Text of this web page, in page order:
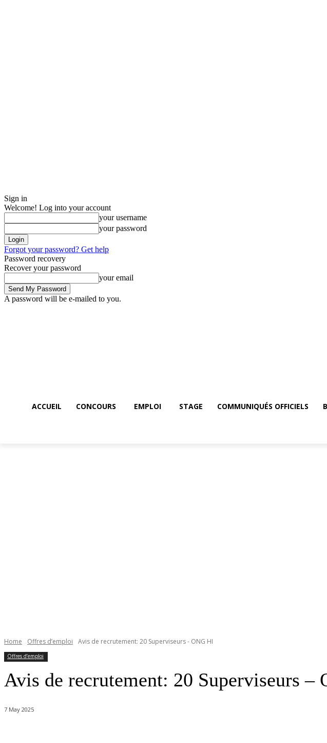
Sign in
Welcome! Log into your account
your username
your password
Forgot your password? Get help
Password recovery
Recover your password
your email
A password will be e-mailed to you.
ACCUEIL CONCOURS EMPLOI STAGE COMMUNIQUÉS OFFICIELS
Home Offres d’emploi Avis de recrutement: 20 Superviseurs - ONG HI
Offres d’emploi
Avis de recrutement: 20 Superviseurs –
7 May 2025